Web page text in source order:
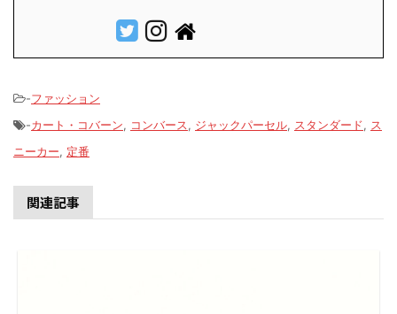
-ファッション
-カート・コバーン, コンバース, ジャックパーセル, スタンダード, ス
ニーカー, 定番
関連記事